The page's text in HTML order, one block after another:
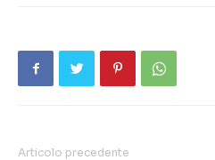
Articolo precedente